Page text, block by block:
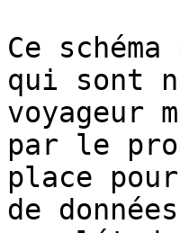
Ce
qui sont
voyageur
par le
place
de